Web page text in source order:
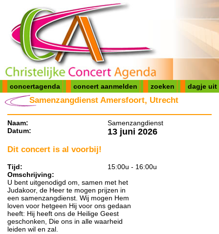
concertagenda concert aanmelden zoeken dagje uit
Samenzangdienst Amersfoort, Utrecht
Naam:
Samenzangdienst
Datum:
13 juni 2026
Dit concert is al voorbij!
Tijd:
15:00u - 16:00u
Omschrijving:
U bent uitgenodigd om, samen met het
Judakoor, de Heer te mogen prijzen in
een samenzangdienst. Wij mogen Hem
loven voor hetgeen Hij voor ons gedaan
heeft: Hij heeft ons de Heilige Geest
geschonken, Die ons in alle waarheid
leiden wil en zal.